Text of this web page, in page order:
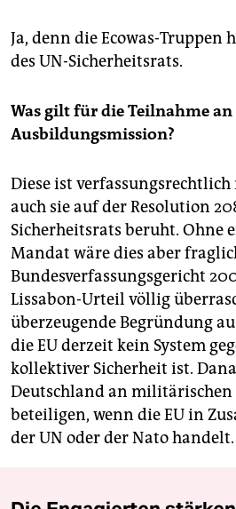
Ja, denn die Ecowas-
des UN-Sicherheitsrats.
Was gilt für die Teilnahme an
Ausbildungsmission?
Diese ist
auch sie auf der Resolution
Sicherheitsrats beruht. Ohne
Mandat wäre dies aber
Bundesverfassungsgericht
Lissabon-Urteil völlig
überzeugende Begründung
die EU derzeit kein System
kollektiver Sicherheit ist.
Deutschland an militärischen
beteiligen, wenn die EU in
der UN oder der Nato handelt.